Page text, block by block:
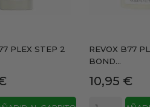
PLEX STEP 2
REVOX B77
BOND...
Precio
10,95 €